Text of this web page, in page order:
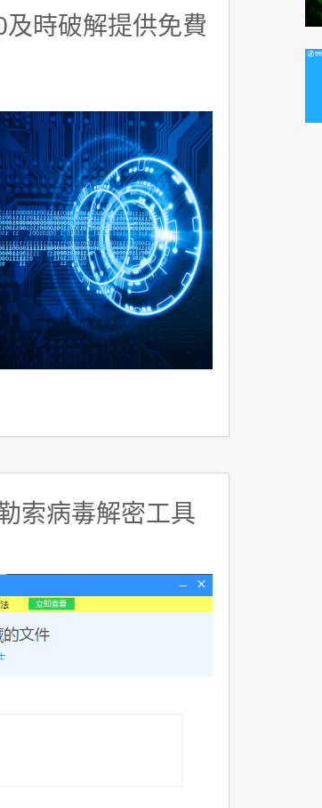
時破解提供免費
索病毒解密工具